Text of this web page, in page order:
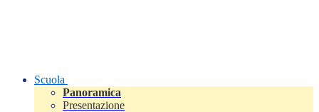
Scuola
Panoramica
Presentazione